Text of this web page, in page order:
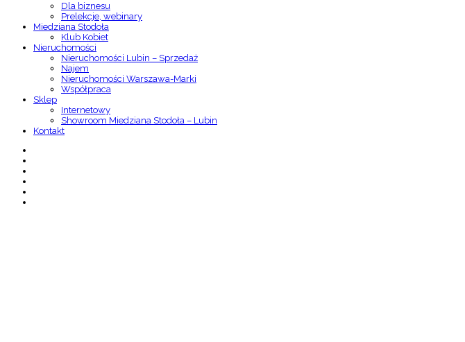
Dla biznesu
Prelekcje, webinary
Miedziana Stodoła
Klub Kobiet
Nieruchomości
Nieruchomości Lubin – Sprzedaż
Najem
Nieruchomości Warszawa-Marki
Współpraca
Sklep
Internetowy
Showroom Miedziana Stodoła – Lubin
Kontakt